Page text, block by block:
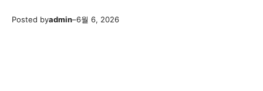
Posted byadmin–6월 6, 2026